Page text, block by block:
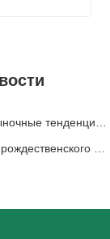
Елочные украшения: рыночные тенденции, анализ цепочки поставок и руководство по закупкам на 2025 год.